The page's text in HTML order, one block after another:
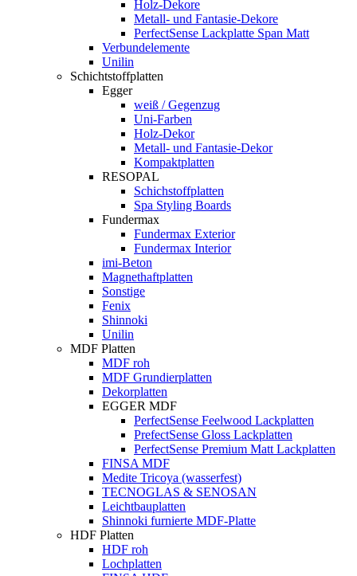
Holz-Dekore
Metall- und Fantasie-Dekore
PerfectSense Lackplatte Span Matt
Verbundelemente
Unilin
Schichtstoffplatten
Egger
weiß / Gegenzug
Uni-Farben
Holz-Dekor
Metall- und Fantasie-Dekor
Kompaktplatten
RESOPAL
Schichstoffplatten
Spa Styling Boards
Fundermax
Fundermax Exterior
Fundermax Interior
imi-Beton
Magnethaftplatten
Sonstige
Fenix
Shinnoki
Unilin
MDF Platten
MDF roh
MDF Grundierplatten
Dekorplatten
EGGER MDF
PerfectSense Feelwood Lackplatten
PrefectSense Gloss Lackplatten
PerfectSense Premium Matt Lackplatten
FINSA MDF
Medite Tricoya (wasserfest)
TECNOGLAS & SENOSAN
Leichtbauplatten
Shinnoki furnierte MDF-Platte
HDF Platten
HDF roh
Lochplatten